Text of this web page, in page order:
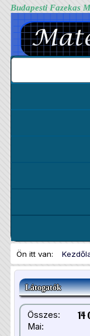
Budapesti Fazekas
Ön itt van:
Látogatók
Összes: 14
Mai: